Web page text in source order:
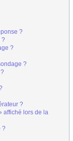
?
?
?
?
?
affiché lors de la
?